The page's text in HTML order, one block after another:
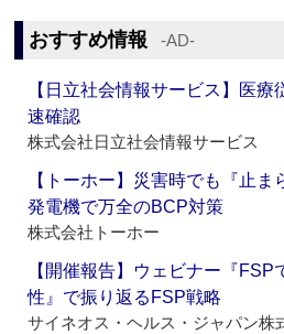
おすすめ情報 ‐AD‐
【日立社会情報サービス】医
速確認
株式会社日立社会情報サービス
【トーホー】災害時でも『止
発電機で万全のBCP対策
株式会社トーホー
【開催報告】ウェビナー『
性』で振り返るFSP戦略
サイネオス・ヘルス・ジャパン株